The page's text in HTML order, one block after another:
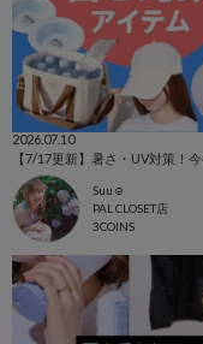
2026.07.10
Suu☺︎
PAL CLOSET店
3COINS